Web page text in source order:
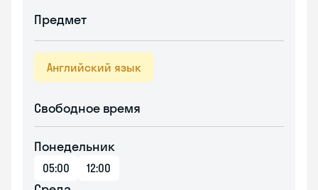
Предмет
Английский язык
Свободное время
Понедельник
05:00 12:00